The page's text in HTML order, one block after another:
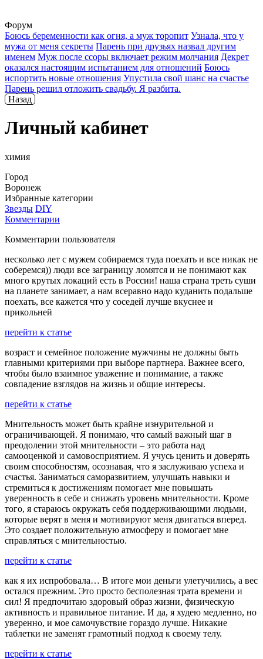
Форум
Боюсь беременности как огня, а муж торопит Узнала, что у
мужа от меня секреты Парень при друзьях назвал другим
именем Муж после ссоры включает режим молчания Декрет
оказался настоящим испытанием для отношений Боюсь
испортить новые отношения Упустила свой шанс на счастье
Парень решил отложить свадьбу. Я разбита.
Назад
Личный кабинет
химия
Город
Воронеж
Избранные категории
Звезды DIY
Комментарии
Комментарии пользователя
несколько лет с мужем собираемся туда поехать и все никак не
соберемся)) люди все заграницу ломятся и не понимают как
много крутых локаций есть в России! наша страна треть суши
на планете занимает, а нам всеравно надо куданить подальше
поехать, все кажется что у соседей лучше вкуснее и
прикольней
перейти к статье
возраст и семейное положение мужчины не должны быть
главными критериями при выборе партнера. Важнее всего,
чтобы было взаимное уважение и понимание, а также
совпадение взглядов на жизнь и общие интересы.
перейти к статье
Мнительность может быть крайне изнурительной и
ограничивающей. Я понимаю, что самый важный шаг в
преодолении этой мнительности – это работа над
самооценкой и самовосприятием. Я учусь ценить и доверять
своим способностям, осознавая, что я заслуживаю успеха и
счастья. Заниматься саморазвитием, улучшать навыки и
стремиться к достижениям помогает мне повышать
уверенность в себе и снижать уровень мнительности. Кроме
того, я стараюсь окружать себя поддерживающими людьми,
которые верят в меня и мотивируют меня двигаться вперед.
Это создает положительную атмосферу и помогает мне
справляться с мнительностью.
перейти к статье
как я их испробовала… В итоге мои деньги улетучились, а вес
остался прежним. Это просто бесполезная трата времени и
сил! Я предпочитаю здоровый образ жизни, физическую
активность и правильное питание. И да, я худею медленно, но
уверенно, и мое самочувствие гораздо лучше. Никакие
таблетки не заменят грамотный подход к своему телу.
перейти к статье